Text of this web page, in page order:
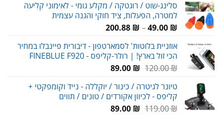
היה:
120.00 ₪.
הוא:
98.00 ₪.
סלינג-שוט / רוגטקה / מקלע גומי - לאימוני קליעה
למטרה, הפעלות, ציד חוקי והגנה עצמית
49.00 ₪
–
200.88 ₪
טווח
עד
אוזניית בלוטות' לסמארטפון - דיבורית פיינבלו במחיר
הכי זול בארץ! | רולר-קליפס - FINEBLUE F920
120.00₪
המחיר
היה:
120.00 ₪.
89.00 ₪
המחיר
הוא:
89.00 ₪.
טיונר לגיטרה / כינור / יוקללה - נייד וקומפקטי +
קליפס - לכיוון אקורדים / טונים / תווים
119.00₪
המחיר89.00 ₪
המחיר